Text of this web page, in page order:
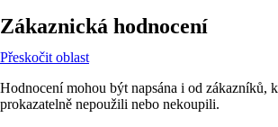
Zákaznická hodnocení
Přeskočit oblast
Hodnocení mohou být napsána i od zákazníků,
prokazatelně nepoužili nebo nekoupili.